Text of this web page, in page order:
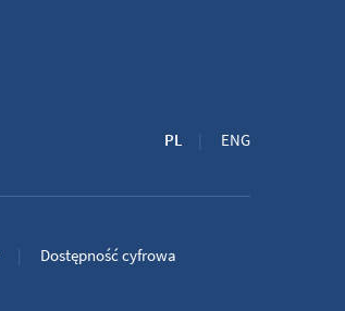
PL ENG
Dostępność cyfrowa